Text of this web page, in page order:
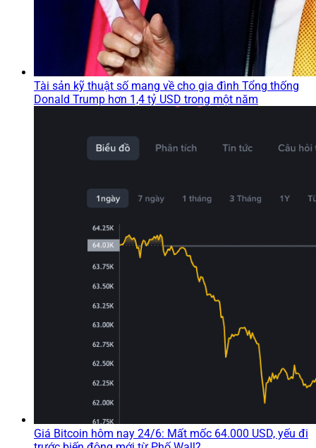
Tài sản kỹ thuật số mang về cho gia đình Tổng thống
Donald Trump hơn 1,4 tỷ USD trong một năm
Giá Bitcoin hôm nay 24/6: Mất mốc 64.000 USD, yếu đi